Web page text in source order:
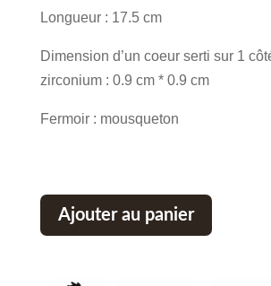
initial
92,40 €.
Longueur : 17.5 cm
Dimension d’un coeur serti sur 1
zirconium : 0.9 cm * 0.9 cm
Fermoir : mousqueton
Ajouter au panier